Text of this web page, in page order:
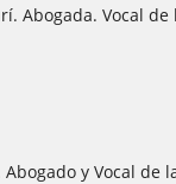
Abogada. Vocal
y Vocal de